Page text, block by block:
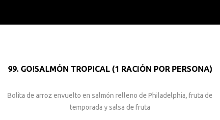
99. GO!SALMÓN TROPICAL (1 RACIÓN POR PERSONA)
Bolita de arroz envuelto en salmón relleno de Philadelphia, fruta de
temporada y salsa de fruta